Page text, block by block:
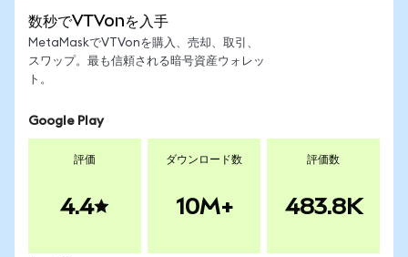
数秒でVTVonを入手
MetaMaskでVTVonを購入、売却、取引、
スワップ。最も信頼される暗号資産ウォレッ
ト。
Google Play
評価
4.4
ダウンロード数
10M+
評価数
483.8K